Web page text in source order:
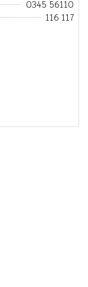
0345 56110
116 117